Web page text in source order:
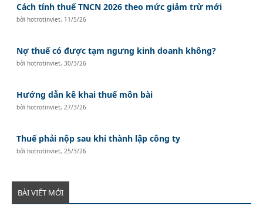
Cách tính thuế TNCN 2026 theo mức giảm trừ mới
bởihotrotinviet, 11/5/26
Nợ thuế có được tạm ngưng kinh doanh không?
bởihotrotinviet,30/3/26
Hướng dẫn kê khai thuế môn bài
bởihotrotinviet, 27/3/26
Thuế phải nộp sau khi thành lập công ty
bởihotrotinviet, 25/3/26
BÀI VIẾT MỚI